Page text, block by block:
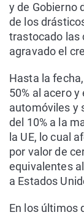
y de Gobierno
de los
trastocado las
agravado el
Hasta la
50% al acero
automóviles y
del 10% a la
la UE, lo cual
por valor de
equivalentes
a Estados
En los últimos